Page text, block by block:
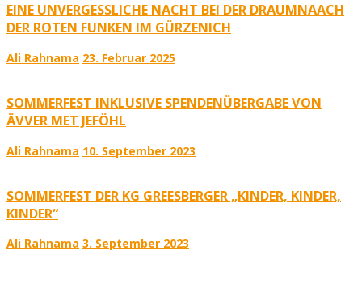
EINE UNVERGESSLICHE NACHT BEI DER DRAUMNAACH
DER ROTEN FUNKEN IM GÜRZENICH
Ali Rahnama 23. Februar 2025
SOMMERFEST INKLUSIVE SPENDENÜBERGABE VON
ÄVVER MET JEFÖHL
Ali Rahnama 10. September 2023
SOMMERFEST DER KG GREESBERGER „KINDER, KINDER,
KINDER“
Ali Rahnama 3. September 2023